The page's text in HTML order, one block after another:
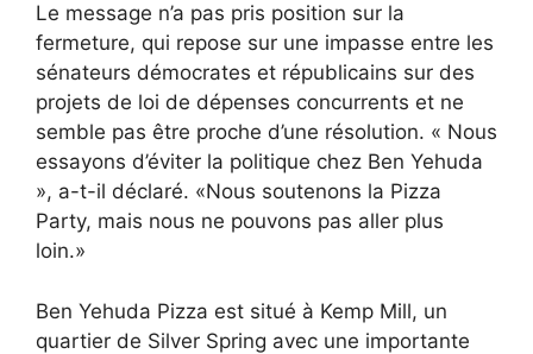
Le message n’a pas pris position sur la
fermeture, qui repose sur une impasse entre les
sénateurs démocrates et républicains sur des
projets de loi de dépenses concurrents et ne
semble pas être proche d’une résolution. « Nous
essayons d’éviter la politique chez Ben Yehuda
», a-t-il déclaré. «Nous soutenons la Pizza
Party, mais nous ne pouvons pas aller plus
loin.»
Ben Yehuda Pizza est situé à Kemp Mill, un
quartier de Silver Spring avec une importante